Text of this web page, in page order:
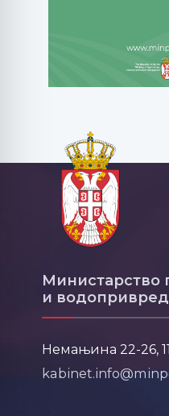
Министарство
и
Немањина 22-26,